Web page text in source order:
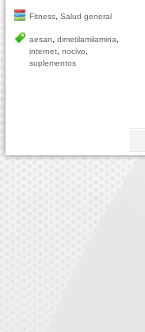
Fitness Salud general
aesan dimetilamilamina
internet nocivo
suplementos